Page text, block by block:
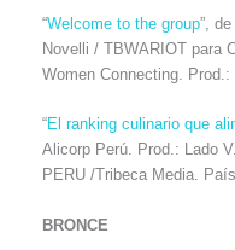
“Welcome to the group”,
Novelli / TBWARIOT para
Women Connecting.
“El ranking culinario que
Alicorp Perú. Prod.: Lado
PERU /Tribeca Media.
BRONCE